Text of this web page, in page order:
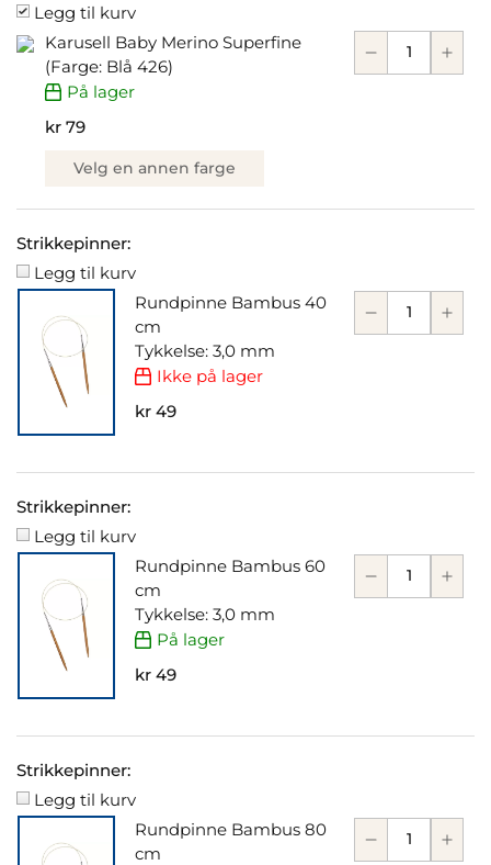
Legg til kurv
Karusell Baby Merino Superfine
(Farge: Blå 426)
På lager
kr 79
Velg en annen farge
Strikkepinner:
Legg til kurv
Rundpinne Bambus 40
cm
Tykkelse: 3,0 mm
Ikke på lager
kr 49
Strikkepinner:
Legg til kurv
Rundpinne Bambus 60
cm
Tykkelse: 3,0 mm
På lager
kr 49
Strikkepinner:
Legg til kurv
Rundpinne Bambus 80
cm